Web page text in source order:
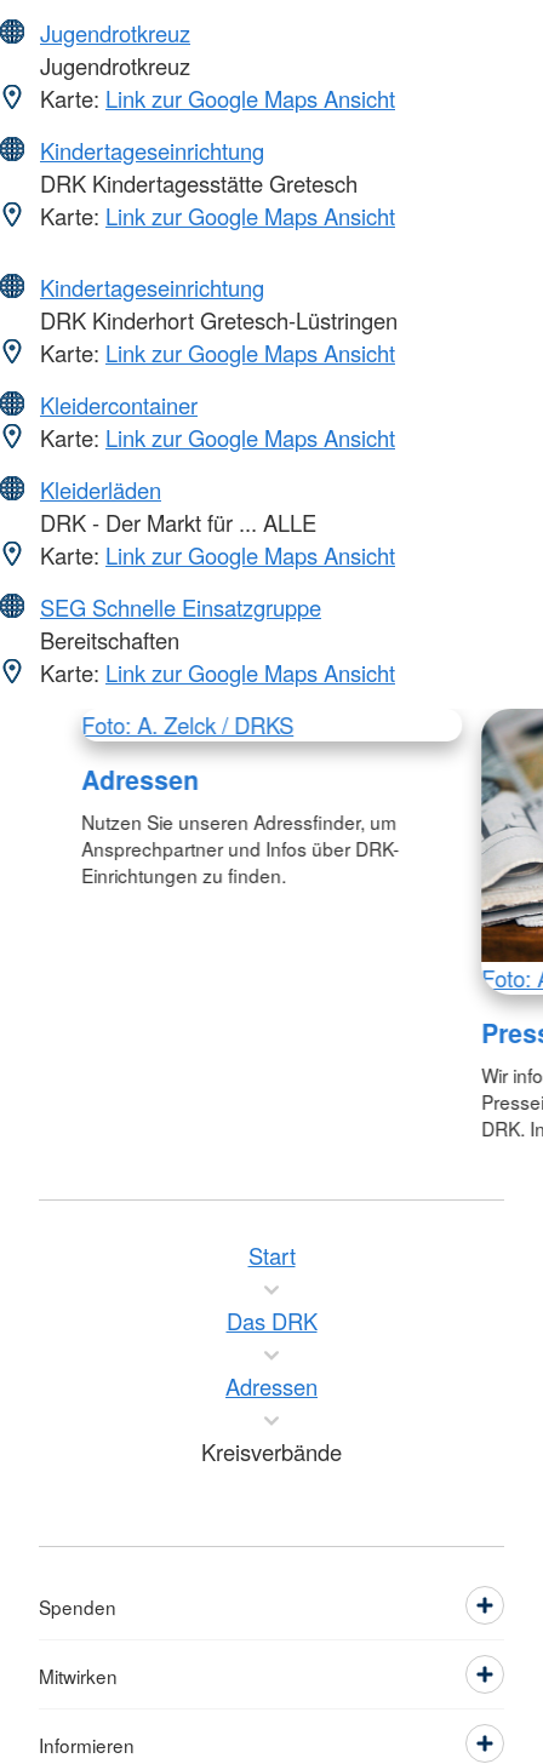
Jugendrotkreuz
Jugendrotkreuz
Karte: Link zur Google Maps Ansicht
Kindertageseinrichtung
DRK Kindertagesstätte Gretesch
Karte: Link zur Google Maps Ansicht
Kindertageseinrichtung
DRK Kinderhort Gretesch-Lüstringen
Karte: Link zur Google Maps Ansicht
Kleidercontainer
Karte: Link zur Google Maps Ansicht
Kleiderläden
DRK - Der Markt für ... ALLE
Karte: Link zur Google Maps Ansicht
SEG Schnelle Einsatzgruppe
Bereitschaften
Karte: Link zur Google Maps Ansicht
Foto: A. Zelck / DRKS
Adressen
Nutzen Sie unseren Adressfinder, um
Ansprechpartner und Infos über DRK-
Einrichtungen zu finden.
Foto:
Wir
DRK.
Start
Das DRK
Adressen
Kreisverbände
Spenden
Mitwirken
Informieren